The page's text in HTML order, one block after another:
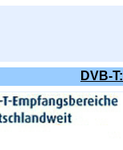
DVB-